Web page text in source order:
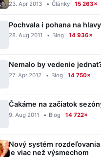
23. Apr 2013 • Články 15 263×
Pochvala i pohana na
28. Aug 2011 • Blog 14 936×
Nemalo by vedenie
27. Apr 2012 • Blog 14 750×
Čakáme na začiatok
9. Aug 2011 • Blog 14 722×
Nový systém
je viac než výsmechom